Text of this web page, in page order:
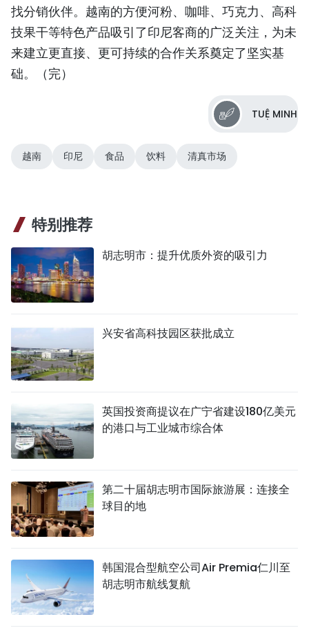
找分销伙伴。越南的方便河粉、咖啡、巧克力、高科
技果干等特色产品吸引了印尼客商的广泛关注，为未
来建立更直接、更可持续的合作关系奠定了坚实基
础。（完）
TUỆ MINH
越南 印尼 食品 饮料 清真市场
特别推荐
胡志明市：提升优质外资的吸引力
兴安省高科技园区获批成立
英国投资商提议在广宁省建设180亿美元
的港口与工业城市综合体
第二十届胡志明市国际旅游展：连接全
球目的地
韩国混合型航空公司Air Premia仁川至
胡志明市航线复航